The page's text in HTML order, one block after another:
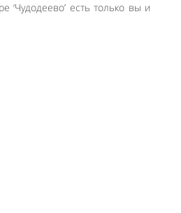
‘Чудодеево’ есть только вы и